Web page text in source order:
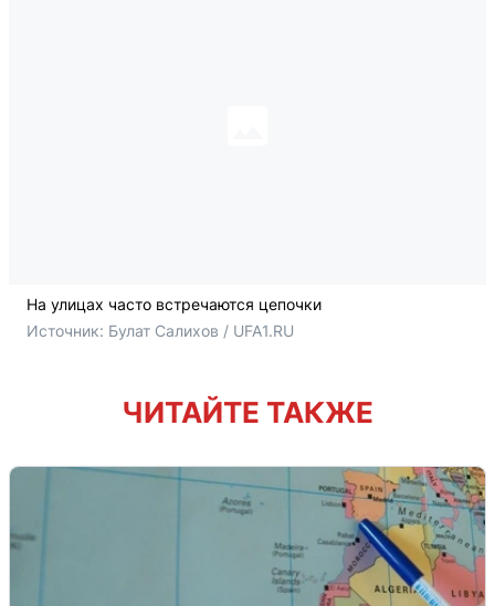
На улицах часто встречаются цепочки
Источник: Булат Салихов / UFA1.RU
ЧИТАЙТЕ ТАКЖЕ